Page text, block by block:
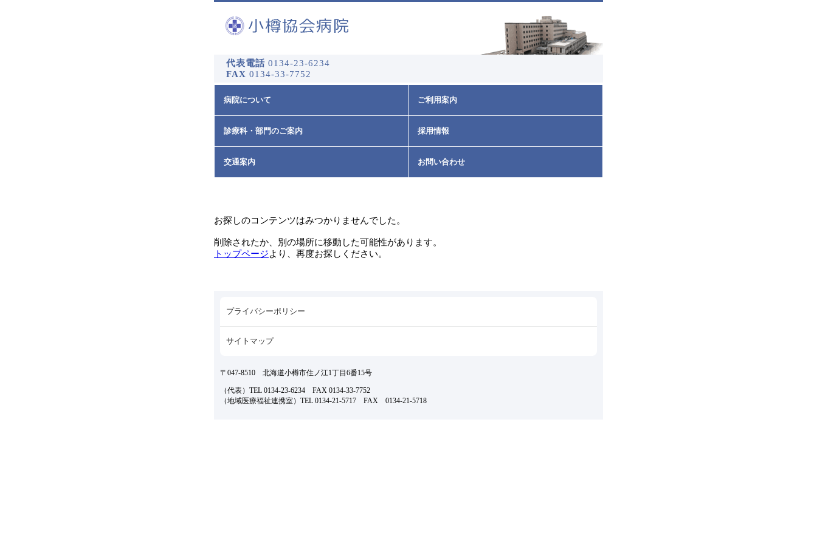
代表電話 0134-23-6234
FAX 0134-33-7752
病院について ご利用案内
診療科・部門のご案内 採用情報
交通案内 お問い合わせ
お探しのコンテンツはみつかりませんでした。
削除されたか、別の場所に移動した可能性があります。
トップページより、再度お探しください。
プライバシーポリシー
サイトマップ
〒047-8510 北海道小樽市住ノ江1丁目6番15号
（代表）TEL 0134-23-6234 FAX 0134-33-7752
（地域医療福祉連携室）TEL 0134-21-5717 FAX 0134-21-5718